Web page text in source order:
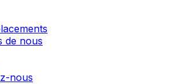
de nous
nous